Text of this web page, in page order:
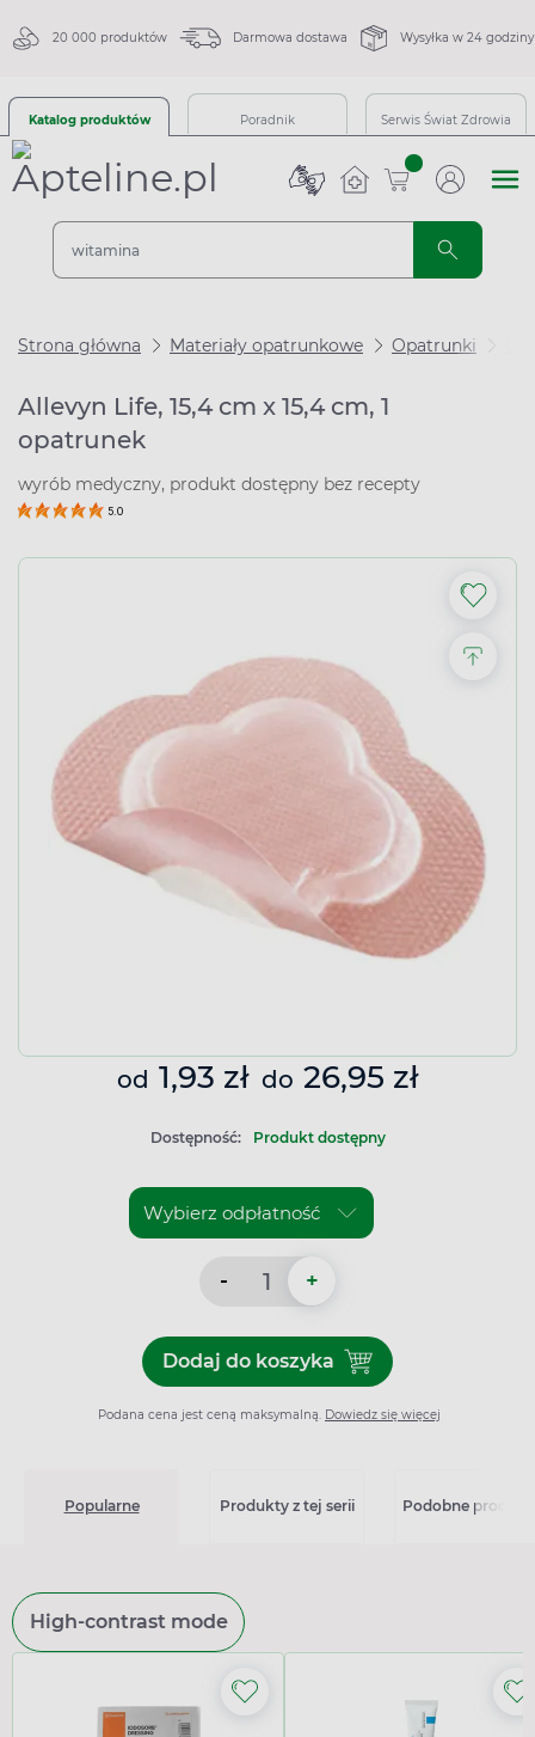
20 000 produktów Darmowa dostawa Wysyłka w 24 godziny
Katalog produktów Poradnik Serwis Świat Zdrowia
sztuk
Strona główna Materiały opatrunkowe Opatrunki
Allevyn Life, 15,4 cm x 15,4 cm, 1
opatrunek
wyrób medyczny, produkt dostępny bez recepty
5.0
od 1,93 zł do 26,95 zł
Dostępność: Produkt dostępny
- +
Dodaj do koszykaDodaj do koszyka Allevyn
Podana cena jest ceną maksymalną. Dowiedz się więcej
Popularne Produkty z tej serii Podobne
High-contrast mode